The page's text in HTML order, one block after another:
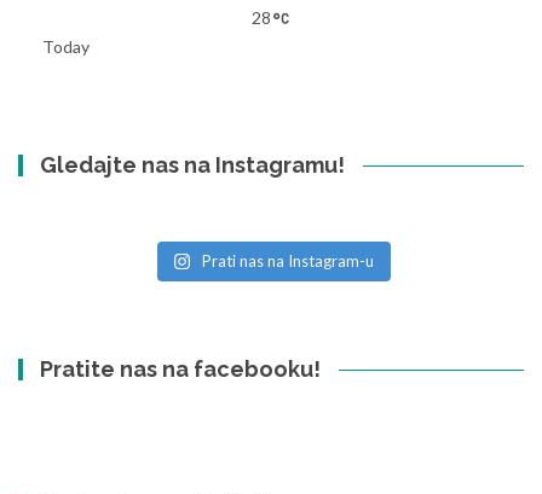
28
Today
Gledajte nas na Instagramu!
Prati nas na Instagram-u
Pratite nas na facebooku!